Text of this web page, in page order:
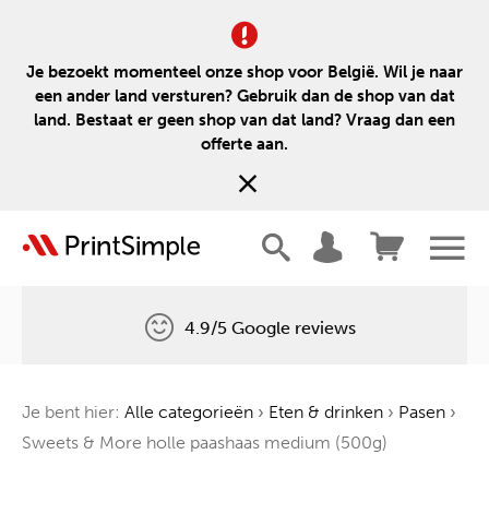
Je bezoekt momenteel onze shop voor België. Wil je naar
een ander land versturen? Gebruik dan de shop van dat
land. Bestaat er geen shop van dat land? Vraag dan een
offerte aan.
Één boom voor elke bestelling
4.9/5 Google reviews
Je bent hier: Alle categorieën › Eten & drinken › Pasen ›
Sweets & More holle paashaas medium (500g)